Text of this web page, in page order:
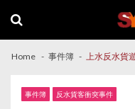
navigation
content
Home 事件簿 上水反水貨
事件簿 反水貨客衝突事件